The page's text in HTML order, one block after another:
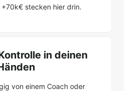
stecken hier drin.
in deinen
von einem Coach oder